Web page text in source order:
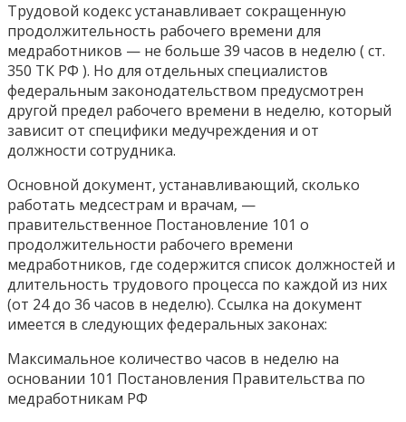
Трудовой кодекс устанавливает сокращенную
продолжительность рабочего времени для
медработников — не больше 39 часов в неделю ( ст.
350 ТК РФ ). Но для отдельных специалистов
федеральным законодательством предусмотрен
другой предел рабочего времени в неделю, который
зависит от специфики медучреждения и от
должности сотрудника.
Основной документ, устанавливающий, сколько
работать медсестрам и врачам, —
правительственное Постановление 101 о
продолжительности рабочего времени
медработников, где содержится список должностей и
длительность трудового процесса по каждой из них
(от 24 до 36 часов в неделю). Ссылка на документ
имеется в следующих федеральных законах:
Максимальное количество часов в неделю на
основании 101 Постановления Правительства по
медработникам РФ